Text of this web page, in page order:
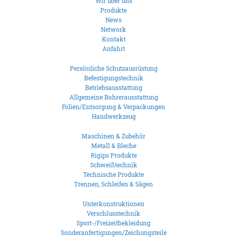
Produkte
News
Network
Kontakt
Anfahrt
Persönliche Schutzausrüstung
Befestigungstechnik
Betriebsausstattung
Allgemeine Bohrerausstattung
Folien/Entsorgung & Verpackungen
Handwerkzeug
Maschinen & Zubehör
Metall & Bleche
Rigips Produkte
Schweißtechnik
Technische Produkte
Trennen, Schleifen & Sägen
Unterkonstruktionen
Verschlusstechnik
Sport-/Freizeitbekleidung
Sonderanfertigungen/Zeichungsteile